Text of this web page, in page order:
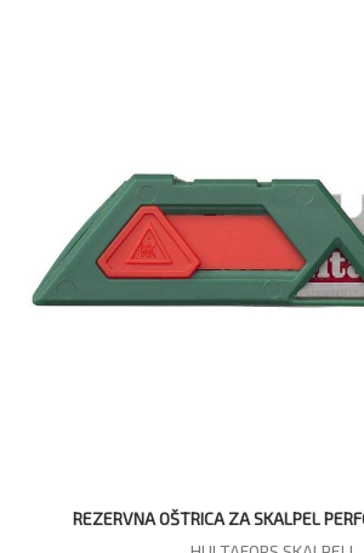
REZERVNA OŠTRICA ZA SKALPEL